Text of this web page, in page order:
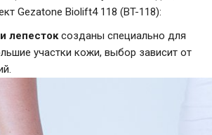
Gezatone Biolift4 118 (BT-118):
лепестоксозданы специально для
участки кожи, выбор зависит от